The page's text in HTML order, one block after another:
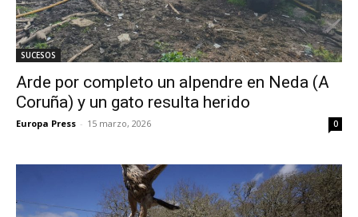
SUCESOS
Arde por completo un alpendre en Neda (A
Coruña) y un gato resulta herido
Europa Press - 15 marzo, 2026 0